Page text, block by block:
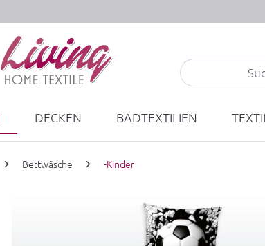
DECKEN BADTEXTILIEN
Bettwäsche -Kinder